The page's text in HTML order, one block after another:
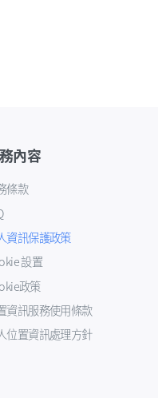
內容
條款
資訊保護政策
設置
政策
資訊服務使用條款
位置資訊處理方針